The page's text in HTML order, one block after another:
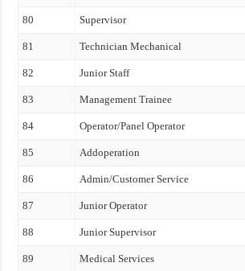
80 Supervisor
81 Technician Mechanical
82 Junior Staff
83 Management Trainee
84 Operator/Panel Operator
85 Addoperation
86 Admin/Customer Service
87 Junior Operator
88 Junior Supervisor
89 Medical Services